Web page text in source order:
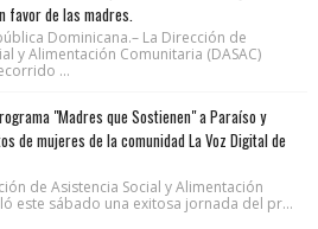
favor de las madres.
Dominicana.– La Dirección de
y Alimentación Comunitaria (DASAC)
...
"Madres que Sostienen" a Paraíso y
de mujeres de la comunidad La Voz Digital de
de Asistencia Social y Alimentación
este sábado una exitosa jornada del pr...